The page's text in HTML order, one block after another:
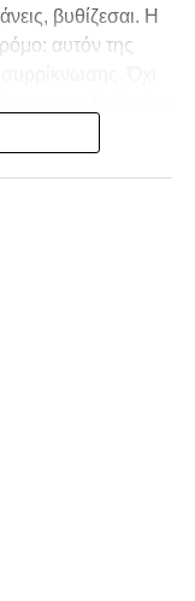
βυθίζεσαι. Η
αυτόν της
της
στα
της πόλης να
έχουν βάλει
μικρών
μεγάλες, έστω
σημείο
ότι άλλοι
των τειχών.